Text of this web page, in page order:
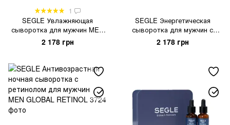
1
SEGLE Увлажняющая
сыворотка для мужчин MEN
BLUE HYDRATION
2 178 грн
SEGLE Энергетическая
сыворотка для мужчин с
витамином C MEN ENERGY C
FACIAL
2 178 грн